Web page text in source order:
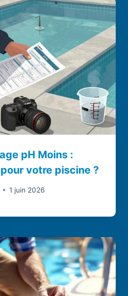
pH Moins :
votre piscine ?
1 juin 2026